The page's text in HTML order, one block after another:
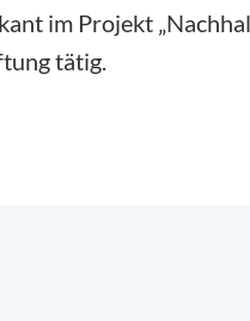
im Projekt
tätig.